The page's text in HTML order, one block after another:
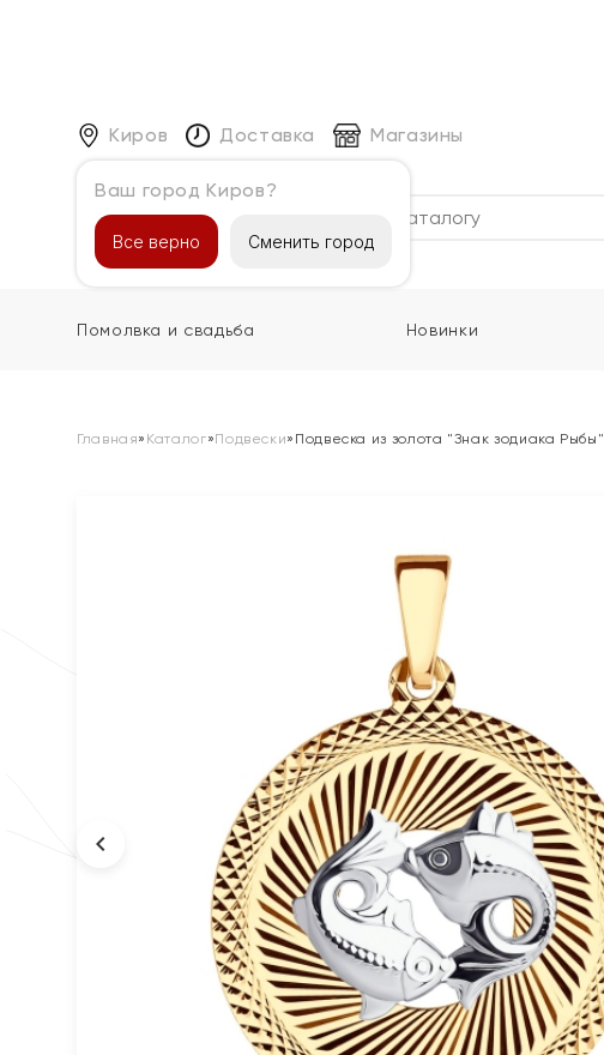
Киров
Ваш город Киров?
Все верно Сменить город
Доставка Магазины
Каталог
Помолвка и свадьба Новинки
Главная» Каталог»Подвески» Подвеска из золота "Знак зодиака Рыбы"